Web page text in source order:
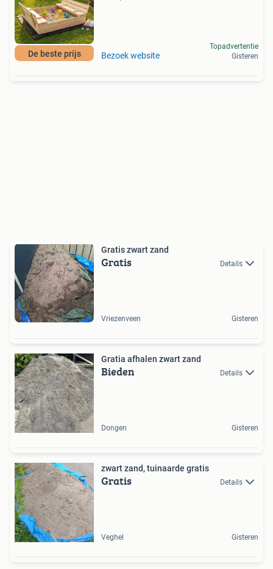
De beste prijs Bezoek website
Topadvertentie
Gisteren
Gratis zwart zand
Gratis Details
Vriezenveen Gisteren
Gratia afhalen zwart zand
Bieden Details
Dongen Gisteren
zwart zand, tuinaarde gratis
Gratis Details
Veghel Gisteren